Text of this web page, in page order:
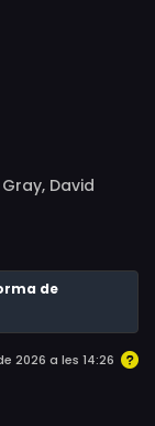
David
Henson,
Bates,
de
2026 a les 14:26